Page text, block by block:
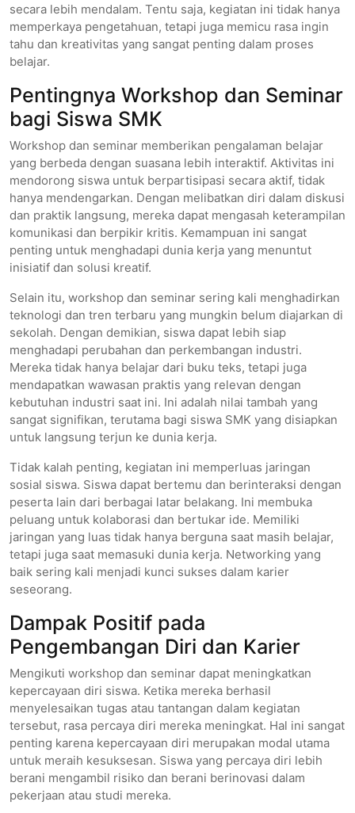
secara lebih mendalam. Tentu saja, kegiatan ini tidak hanya
memperkaya pengetahuan, tetapi juga memicu rasa ingin
tahu dan kreativitas yang sangat penting dalam proses
belajar.
Pentingnya Workshop dan Seminar
bagi Siswa SMK
Workshop dan seminar memberikan pengalaman belajar
yang berbeda dengan suasana lebih interaktif. Aktivitas ini
mendorong siswa untuk berpartisipasi secara aktif, tidak
hanya mendengarkan. Dengan melibatkan diri dalam diskusi
dan praktik langsung, mereka dapat mengasah keterampilan
komunikasi dan berpikir kritis. Kemampuan ini sangat
penting untuk menghadapi dunia kerja yang menuntut
inisiatif dan solusi kreatif.
Selain itu, workshop dan seminar sering kali menghadirkan
teknologi dan tren terbaru yang mungkin belum diajarkan di
sekolah. Dengan demikian, siswa dapat lebih siap
menghadapi perubahan dan perkembangan industri.
Mereka tidak hanya belajar dari buku teks, tetapi juga
mendapatkan wawasan praktis yang relevan dengan
kebutuhan industri saat ini. Ini adalah nilai tambah yang
sangat signifikan, terutama bagi siswa SMK yang disiapkan
untuk langsung terjun ke dunia kerja.
Tidak kalah penting, kegiatan ini memperluas jaringan
sosial siswa. Siswa dapat bertemu dan berinteraksi dengan
peserta lain dari berbagai latar belakang. Ini membuka
peluang untuk kolaborasi dan bertukar ide. Memiliki
jaringan yang luas tidak hanya berguna saat masih belajar,
tetapi juga saat memasuki dunia kerja. Networking yang
baik sering kali menjadi kunci sukses dalam karier
seseorang.
Dampak Positif pada
Pengembangan Diri dan Karier
Mengikuti workshop dan seminar dapat meningkatkan
kepercayaan diri siswa. Ketika mereka berhasil
menyelesaikan tugas atau tantangan dalam kegiatan
tersebut, rasa percaya diri mereka meningkat. Hal ini sangat
penting karena kepercayaan diri merupakan modal utama
untuk meraih kesuksesan. Siswa yang percaya diri lebih
berani mengambil risiko dan berani berinovasi dalam
pekerjaan atau studi mereka.